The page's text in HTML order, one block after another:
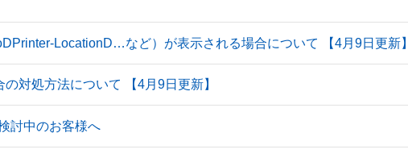
LocationD…など）が表示される場合について 【4月9日更新】
対処方法について 【4月9日更新】
討中のお客様へ